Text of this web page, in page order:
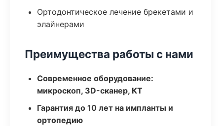
Ортодонтическое лечение брекетами и
элайнерами
Преимущества работы с нами
Современное оборудование:
микроскоп, 3D-сканер, КТ
Гарантия до 10 лет на импланты и
ортопедию